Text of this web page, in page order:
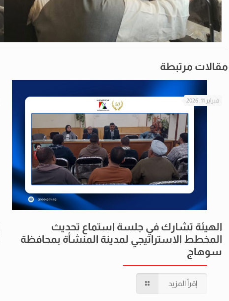
مقالات مرتبطة
فبراير 11, 2026
الهيئة تشارك في جلسة استماع تحديث
المخطط الاستراتيجي لمدينة المنشأة بمحافظة
سوهاج
إقرأ المزيد